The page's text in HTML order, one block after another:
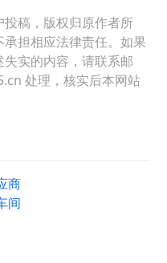
稿，版权归原作者所
担相应法律责任。如果
实的内容，请联系邮
处理，核实后本网站
商
间